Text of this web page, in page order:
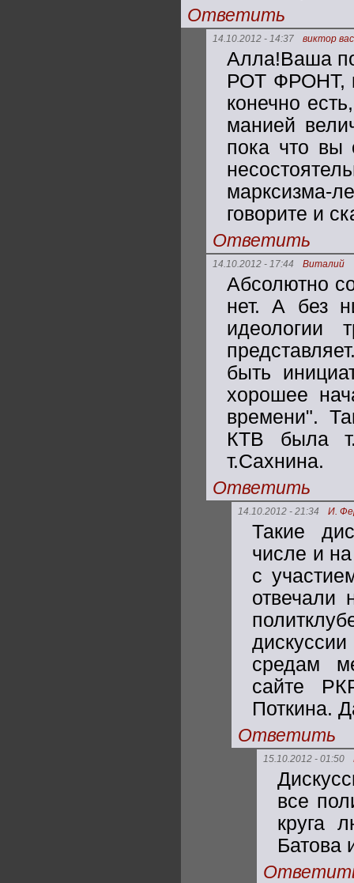
Ответить
14.10.2012 - 14:37 виктор
Алла!Ваша
РОТ ФРОНТ,
конечно
манией
пока что вы
говорите и
Ответить
14.10.2012 - 17:44 Виталий
Абсолютно
нет. А без
идеологии
быть
хорошее
времени".
КТВ была
т.Сахнина.
Ответить
14.10.2012 - 21:34 И.
Такие
числе и
с
средам
сайте
Поткина.
Ответить
15.10.2012 - 01:50
все
круга
Батова